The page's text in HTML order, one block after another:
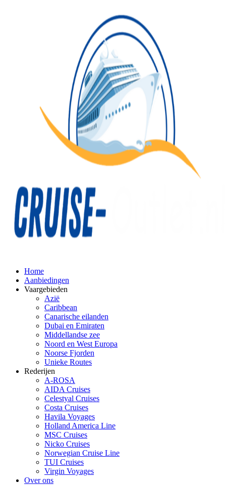
Home
Aanbiedingen
Vaargebieden
Azië
Caribbean
Canarische eilanden
Dubai en Emiraten
Middellandse zee
Noord en West Europa
Noorse Fjorden
Unieke Routes
Rederijen
A-ROSA
AIDA Cruises
Celestyal Cruises
Costa Cruises
Havila Voyages
Holland America Line
MSC Cruises
Nicko Cruises
Norwegian Cruise Line
TUI Cruises
Virgin Voyages
Over ons